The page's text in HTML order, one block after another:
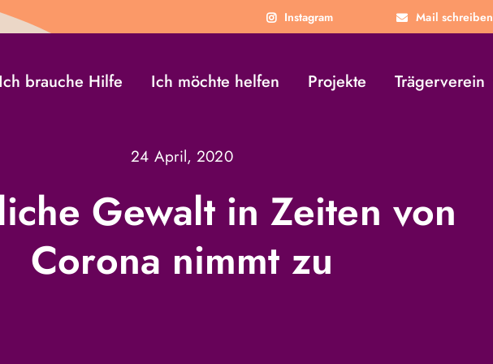
Instagram Mail schreiben
Ich brauche Hilfe Ich möchte helfen Projekte Trägerverein
24 April, 2020
Gewalt in Zeiten von
Corona nimmt zu